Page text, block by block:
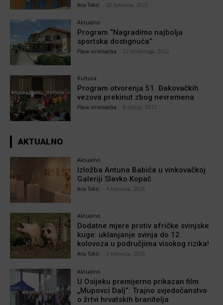
Ana Tokić 20 kolovoza, 2025
Aktualno
Program “Nagradimo najbolja
sportska dostignuća”
Plava vinkovačka 22 studenoga, 2022
Kultura
Program otvorenja 51. Đakovačkih
vezova prekinut zbog nevremena
Plava vinkovačka 8 srpnja, 2017
AKTUALNO
Aktualno
Izložba Antuna Babića u vinkovačkoj
Galeriji Slavko Kopač
Ana Tokić 4 kolovoza, 2026
Aktualno
Dodatne mjere protiv afričke svinjske
kuge: uklanjanje svinja do 12.
kolovoza u područjima visokog rizika!
Ana Tokić 3 kolovoza, 2026
Aktualno
U Osijeku premijerno prikazan film
„Mupovci Dalj“: Trajno svjedočanstvo
o žrtvi hrvatskih branitelja